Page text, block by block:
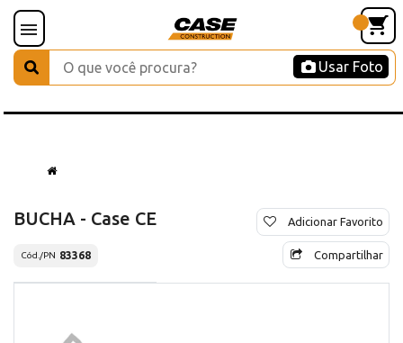
Usar Foto
BUCHA - Case CE
Cód./PN 83368
Adicionar Favorito
Compartilhar